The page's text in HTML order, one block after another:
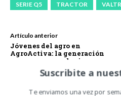
SERIE Q5
TRACTOR
Artículo anterior
Jóvenes del agro en
AgroActiva: la generación
que no espera soluciones,
las construyeSuscribite a
Te enviamos una vez por